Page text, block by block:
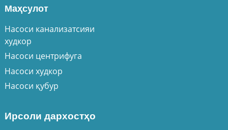
Маҳсулот
Насоси канализатсияи
худкор
Насоси центрифуга
Насоси худкор
Насоси қубур
Ирсоли дархостҳо